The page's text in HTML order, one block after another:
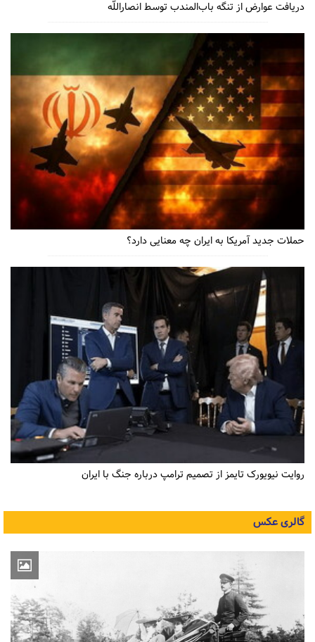
دریافت عوارض از تنگه باب‌المندب توسط انصاراللّه
حملات جدید آمریکا به ایران چه معنایی دارد؟
روایت نیویورک تایمز از تصمیم ترامپ درباره جنگ با ایران
گالری عکس